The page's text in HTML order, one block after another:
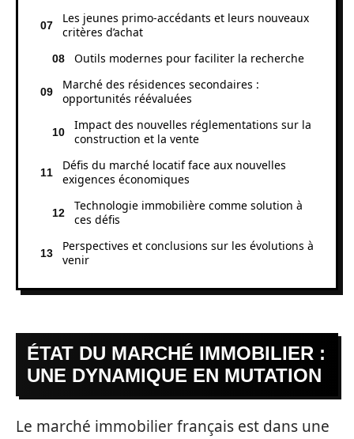
Les jeunes primo-accédants et leurs nouveaux
critères d’achat
Outils modernes pour faciliter la recherche
Marché des résidences secondaires :
opportunités réévaluées
Impact des nouvelles réglementations sur la
construction et la vente
Défis du marché locatif face aux nouvelles
exigences économiques
Technologie immobilière comme solution à
ces défis
Perspectives et conclusions sur les évolutions à
venir
ÉTAT DU MARCHÉ IMMOBILIER :
UNE DYNAMIQUE EN MUTATION
Le marché immobilier français est dans une